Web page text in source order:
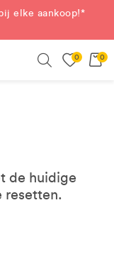
elke aankoop!*
0 0
de huidige
resetten.